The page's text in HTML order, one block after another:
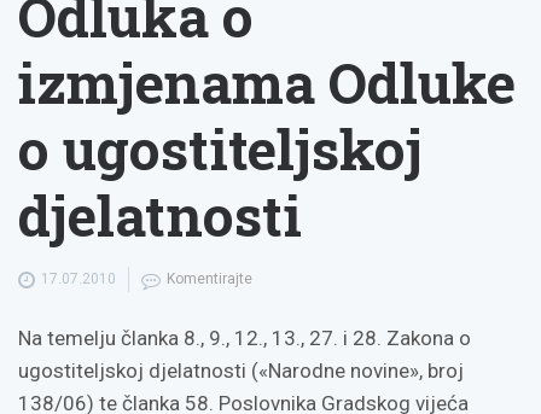
Odluka o
izmjenama Odluke
o ugostiteljskoj
djelatnosti
17.07.2010 Komentirajte
Na temelju članka 8., 9., 12., 13., 27. i 28. Zakona o
ugostiteljskoj djelatnosti («Narodne novine», broj
138/06) te članka 58. Poslovnika Gradskog vijeća